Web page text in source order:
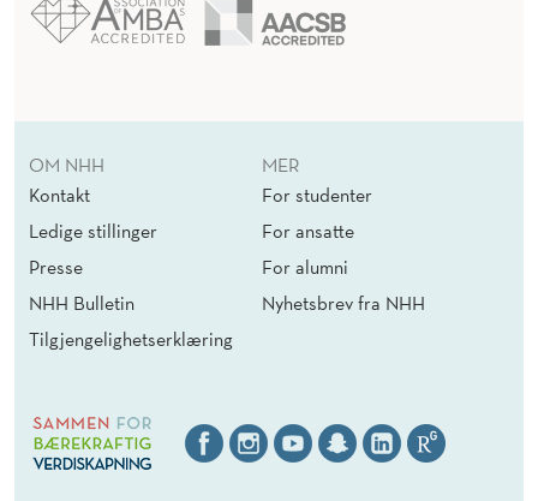
OM NHH
Kontakt
Ledige stillinger
Presse
NHH Bulletin
Tilgjengelighetserklæring
MER
For studenter
For ansatte
For alumni
Nyhetsbrev fra NHH